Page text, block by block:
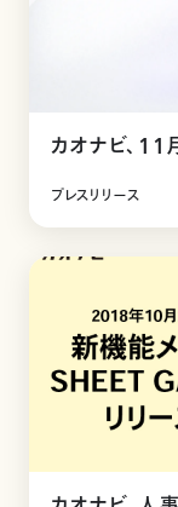
カオナビ、11
プレスリリース